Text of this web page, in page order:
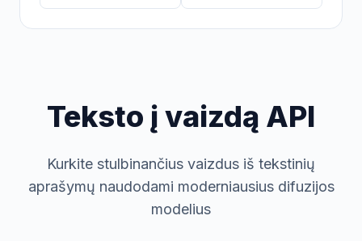
Teksto į vaizdą API
Kurkite stulbinančius vaizdus iš tekstinių
aprašymų naudodami moderniausius difuzijos
modelius